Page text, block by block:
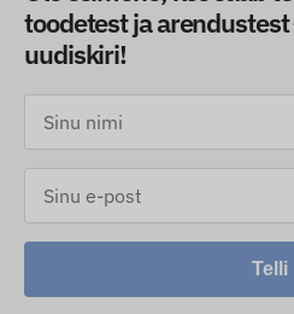
toodetest ja
uudiskiri!
Telli